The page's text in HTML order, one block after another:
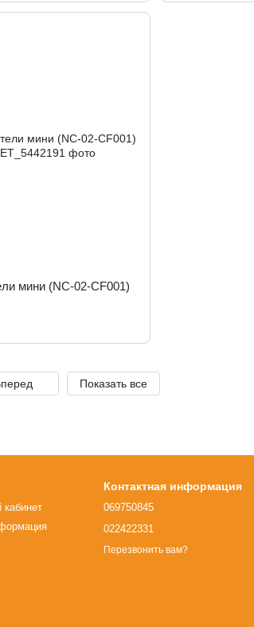
мини (NC-02-CF001)
Показать все
Контактная информация
069750845
022422331
Перезвонить вам?